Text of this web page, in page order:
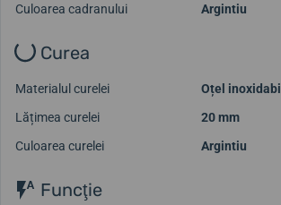
Culoarea cadranului
Argintiu
Curea
Materialul curelei
Oțel inoxidabil
Lățimea curelei
20 mm
Culoarea curelei
Argintiu
Funcţie